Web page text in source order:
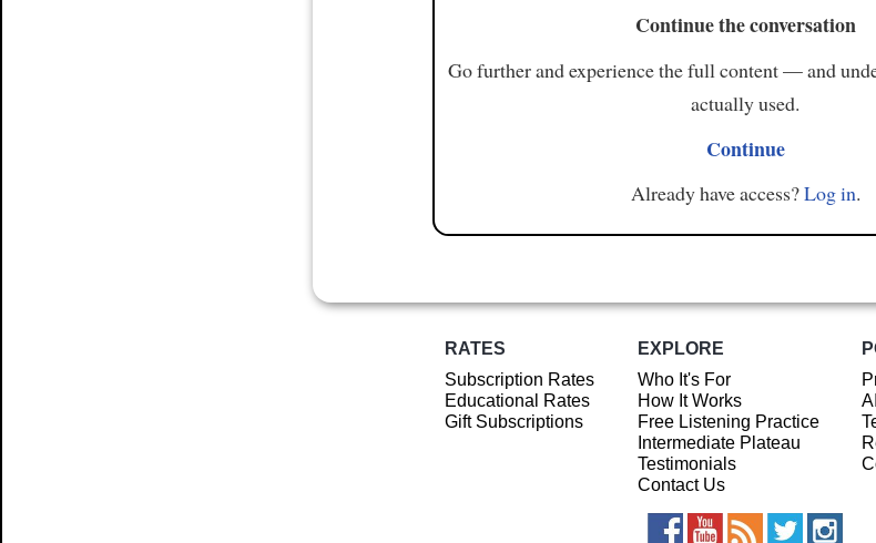
Continue the conversation
Go further and experience the full content — and
actually used.
Continue
Already have access?Log in.
RATES
Subscription Rates
Educational Rates
Gift Subscriptions
EXPLORE
Who It's For
How It Works
Free Listening Practice
Intermediate Plateau
Testimonials
Contact Us